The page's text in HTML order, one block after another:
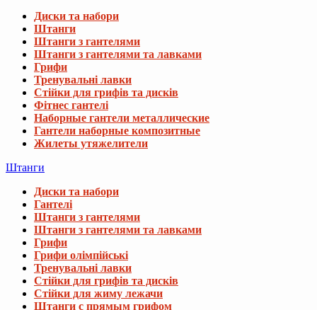
Диски та набори
Штанги
Штанги з гантелями
Штанги з гантелями та лавками
Грифи
Тренувальні лавки
Стійки для грифів та дисків
Фітнес гантелі
Наборные гантели металлические
Гантели наборные композитные
Жилеты утяжелители
Штанги
Диски та набори
Гантелі
Штанги з гантелями
Штанги з гантелями та лавками
Грифи
Грифи олімпійські
Тренувальні лавки
Стійки для грифів та дисків
Стійки для жиму лежачи
Штанги с прямым грифом